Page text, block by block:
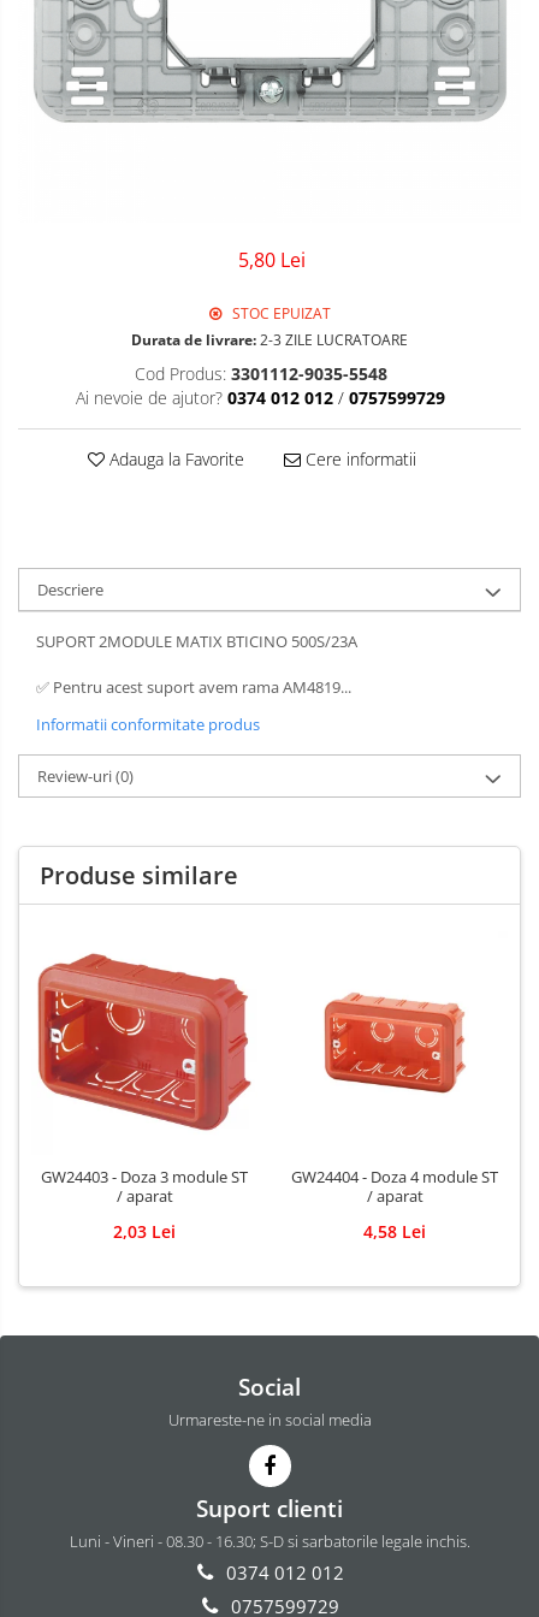
Sigurante Gewiss
Sigurante Legrand
Sigurante Schneider
Tablouri electrice
5,80 Lei
STOC EPUIZAT
Durata de livrare:2-3 ZILE LUCRATOARE
Cod Produs: 3301112-9035-5548
Ai nevoie de ajutor? 0374 012 012 / 0757599729
Adauga la Favorite Cere informatii
Descriere
SUPORT 2MODULE MATIX BTICINO 500S/23A
✅ Pentru acest suport avem rama AM4819...
Informatii conformitate produs
Review-uri(0)
Produse similare
GW24403 - Doza 3 module ST
/ aparat
2,03 Lei
GW24404 - Doza 4 module ST
/ aparat
4,58 Lei
Social
Urmareste-ne in social media
Suport clienti
Luni - Vineri - 08.30 - 16.30; S-D si sarbatorile legale inchis.
0374 012 012
0757599729